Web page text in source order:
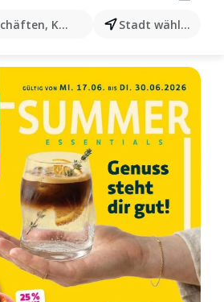
Kategorien, Produkten...
Stadt wählen